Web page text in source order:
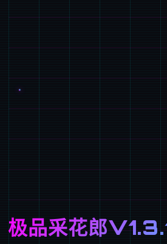
极品采花郎